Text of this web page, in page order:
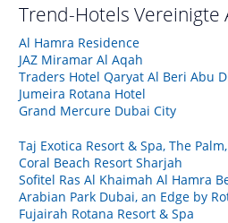
Trend-Hotels Vereinigte
Al Hamra Residence
JAZ Miramar Al Aqah
Traders Hotel Qaryat Al Beri Abu
Jumeira Rotana Hotel
Grand Mercure Dubai City
Taj Exotica Resort & Spa, The
Coral Beach Resort Sharjah
Sofitel Ras Al Khaimah Al Hamra
Arabian Park Dubai, an Edge by
Fujairah Rotana Resort & Spa